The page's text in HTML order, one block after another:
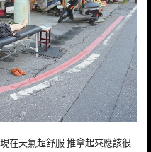
在天氣超舒服 推拿起來應該很